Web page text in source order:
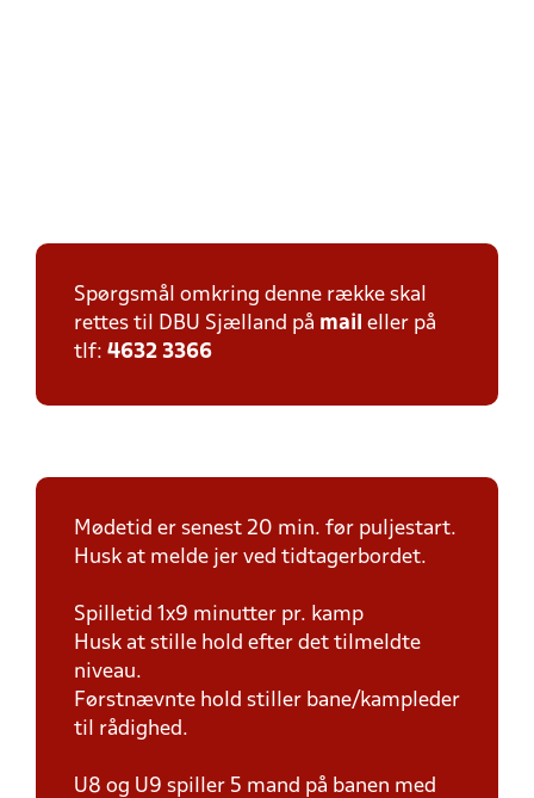
Spørgsmål omkring denne række skal
rettes til DBU Sjælland på mail eller på
tlf: 4632 3366
Mødetid er senest 20 min. før puljestart.
Husk at melde jer ved tidtagerbordet.
Spilletid 1x9 minutter pr. kamp
Husk at stille hold efter det tilmeldte
niveau.
Førstnævnte hold stiller bane/kampleder
til rådighed.
U8 og U9 spiller 5 mand på banen med